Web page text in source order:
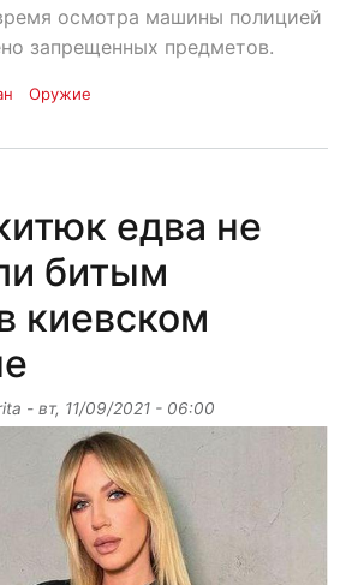
осмотра машины полицией
запрещенных предметов.
Оружие
едва не
битым
киевском
- вт, 11/09/2021 - 06:00